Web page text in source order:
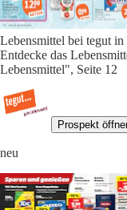
Lebensmittel bei tegut
Entdecke das
Lebensmittel", Seite 12
Prospekt
neu